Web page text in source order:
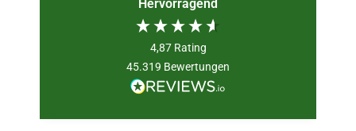
Hervorragend
4,87 Rating
45.319 Bewertungen